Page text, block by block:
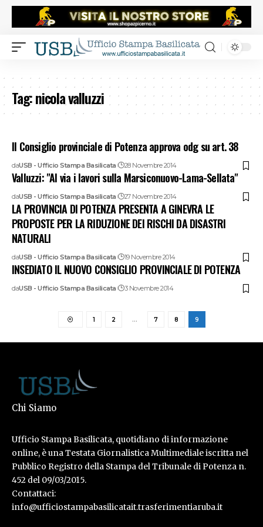
Tag:nicola valluzzi
Il Consiglio provinciale di Potenza approva odg su art. 38
daUSB - Ufficio Stampa Basilicata 28 Novembre 2014
Valluzzi: "Al via i lavori sulla Marsiconuovo-Lama-Sellata"
daUSB - Ufficio Stampa Basilicata 27 Novembre 2014
LA PROVINCIA DI POTENZA PRESENTA A GINEVRA LE
PROPOSTE PER LA RIDUZIONE DEI RISCHI DA DISASTRI
NATURALI
daUSB - Ufficio Stampa Basilicata 19 Novembre 2014
INSEDIATO IL NUOVO CONSIGLIO PROVINCIALE DI POTENZA
daUSB - Ufficio Stampa Basilicata 3 Novembre 2014
1 2 … 7 8 9
Chi Siamo
Ufficio Stampa Basilicata, quotidiano di informazione
online, è una Testata Giornalistica Multimediale iscritta nel
Pubblico Registro della Stampa del Tribunale di Potenza n.
452 del 09/03/2015.
Contattaci:
info@ufficiostampabasilicatait.trasferimentiaruba.it